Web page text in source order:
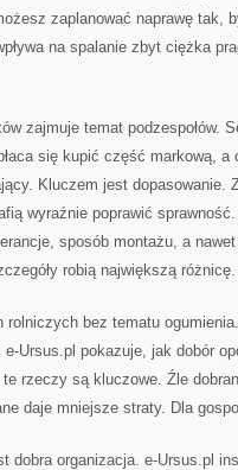
zaplanować naprawę tak,
na spalanie zbyt ciężka
zajmuje temat podzespołów.
się kupić część markową, a
Kluczem jest dopasowanie.
wyraźnie poprawić
sposób montażu, a
robią największą różnicę.
rolniczych bez tematu
Ursus.pl pokazuje, jak dobór
rzeczy są kluczowe. Źle
daje mniejsze straty. Dla
dobra organizacja. e-Ursus.pl